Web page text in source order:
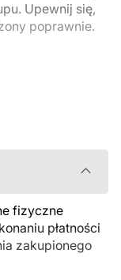
Upewnij się,
poprawnie.
Zalecamy
z zamówieniem,
fizyczne
płatności
zakupionego